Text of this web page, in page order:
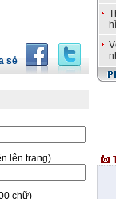
sẻ
lên trang)
chữ)